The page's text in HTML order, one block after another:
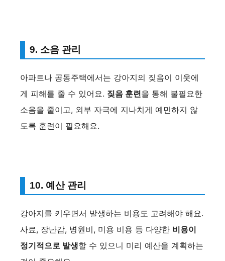
9. 소음 관리
아파트나 공동주택에서는 강아지의 짖음이 이웃에
게 피해를 줄 수 있어요. 짖음 훈련을 통해 불필요한
소음을 줄이고, 외부 자극에 지나치게 예민하지 않
도록 훈련이 필요해요.
10. 예산 관리
강아지를 키우면서 발생하는 비용도 고려해야 해요.
사료, 장난감, 병원비, 미용 비용 등 다양한 비용이
정기적으로 발생할 수 있으니 미리 예산을 계획하는